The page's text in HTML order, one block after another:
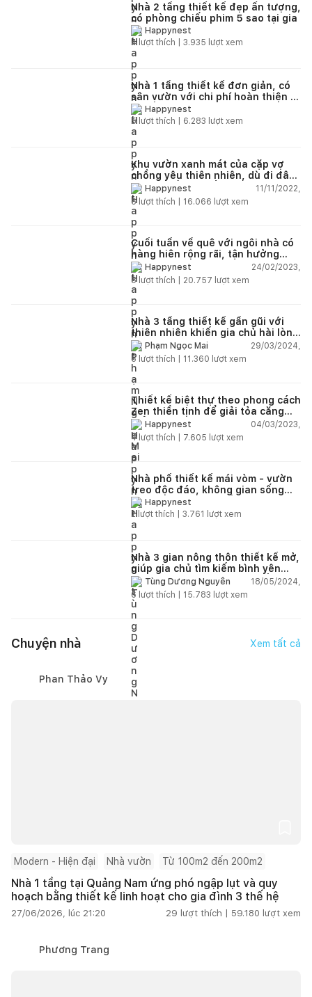
Nhà 2 tầng thiết kế đẹp ấn tượng,
có phòng chiếu phim 5 sao tại gia
Happynest
4 lượt thích | 3.935 lượt xem
Nhà 1 tầng thiết kế đơn giản, có
sân vườn với chi phí hoàn thiện 1
tỷ đồng
Happynest
5 lượt thích | 6.283 lượt xem
Khu vườn xanh mát của cặp vợ
chồng yêu thiên nhiên, dù đi đâu
cũng muốn trở về nhà
Happynest
11/11/2022,
6lượt thích | 16.066 lượt xem
Cuối tuần về quê với ngôi nhà có
hàng hiên rộng rãi, tận hưởng
giây phút thư giãn yên bình
Happynest
24/02/2023,
8lượt thích | 20.757 lượt xem
Nhà 3 tầng thiết kế gần gũi với
thiên nhiên khiến gia chủ hài lòng
hơn cả mong đợi
Phạm Ngọc Mai
29/03/2024,
5 lượt thích | 11.360 lượt xem
Thiết kế biệt thự theo phong cách
Zen thiền tịnh để giải tỏa căng
thẳngHappynest
04/03/2023,
4lượt thích | 7.605 lượt xem
Nhà phố thiết kế mái vòm - vườn
treo độc đáo, không gian sống
xanh mát của vợ chồng gia chủ
trẻ tuổi
Happynest
2lượt thích | 3.761 lượt xem
Nhà 3 gian nông thôn thiết kế mở,
giúp gia chủ tìm kiếm bình yên
sau những ngày làm việc vất vả
Tùng Dương Nguyễn
18/05/2024,
6 lượt thích | 15.783 lượt xem
Chuyện nhà Xem tất cả
Phan Thảo Vy
Modern - Hiện đại Nhà vườn Từ 100m2 đến 200m2
Nhà 1 tầng tại Quảng Nam ứng phó ngập lụt và quy
hoạch bằng thiết kế linh hoạt cho gia đình 3 thế hệ
27/06/2026, lúc 21:20 29 lượt thích | 59.180 lượt xem
Phương Trang